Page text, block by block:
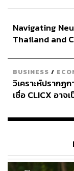
Navigating
Thailand and
BUSINESS /
วิเคราะห์ปราก
เชื่อ CLICX อาจ
เรือนไทยที่ถูกซุก